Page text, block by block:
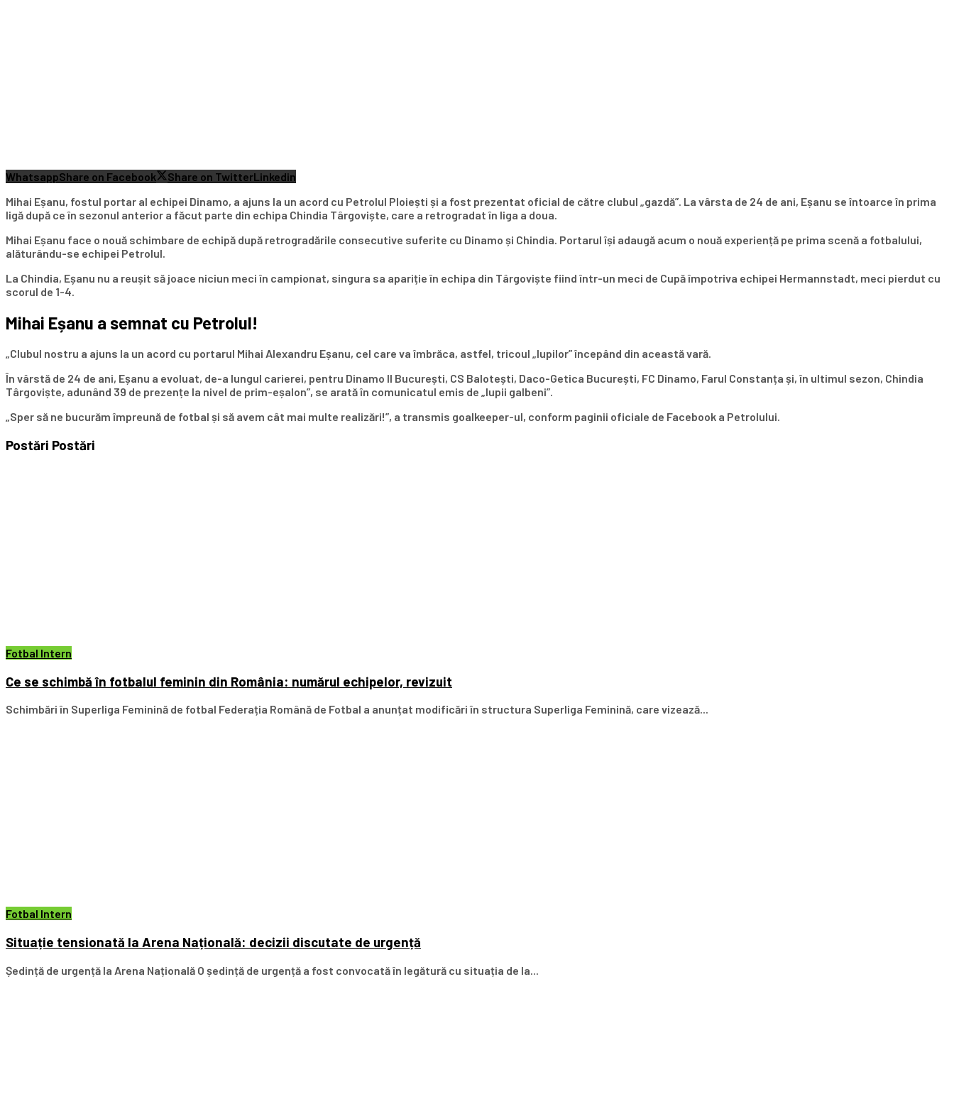
WhatsappShare on Facebook Share on TwitterLinkedin
Mihai Eșanu, fostul portar al echipei Dinamo, a ajuns la un acord cu Petrolul Ploiești și a fost prezentat oficial de către clubul „gazdă”. La vârsta de 24 de ani, Eșanu se întoarce în prima
ligă după ce în sezonul anterior a făcut parte din echipa Chindia Târgoviște, care a retrogradat în liga a doua.
Mihai Eșanu face o nouă schimbare de echipă după retrogradările consecutive suferite cu Dinamo și Chindia. Portarul își adaugă acum o nouă experiență pe prima scenă a fotbalului,
alăturându-se echipei Petrolul.
La Chindia, Eșanu nu a reușit să joace niciun meci în campionat, singura sa apariție în echipa din Târgoviște fiind într-un meci de Cupă împotriva echipei Hermannstadt, meci pierdut cu
scorul de 1-4.
Mihai Eșanu a semnat cu Petrolul!
„Clubul nostru a ajuns la un acord cu portarul Mihai Alexandru Eșanu, cel care va îmbrăca, astfel, tricoul „lupilor” începând din această vară.
În vârstă de 24 de ani, Eșanu a evoluat, de-a lungul carierei, pentru Dinamo II București, CS Balotești, Daco-Getica București, FC Dinamo, Farul Constanța și, în ultimul sezon, Chindia
Târgoviște, adunând 39 de prezențe la nivel de prim-eșalon”, se arată în comunicatul emis de „lupii galbeni”.
„Sper să ne bucurăm împreună de fotbal și să avem cât mai multe realizări!”, a transmis goalkeeper-ul, conform paginii oficiale de Facebook a Petrolului.
Postări Postări
Fotbal Intern
Ce se schimbă în fotbalul feminin din România: numărul echipelor, revizuit
Schimbări în Superliga Feminină de fotbal Federația Română de Fotbal a anunțat modificări în structura Superliga Feminină, care vizează...
Fotbal Intern
Situație tensionată la Arena Națională: decizii discutate de urgență
Ședință de urgență la Arena Națională O ședință de urgență a fost convocată în legătură cu situația de la...